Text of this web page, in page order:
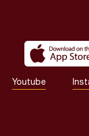
Youtube